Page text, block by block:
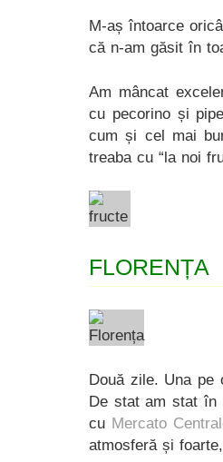
M-aș întoarce
că n-am găsit în
Am mâncat
cu pecorino și
cum și cel mai
treaba cu “la noi
FLORENȚA
Două zile. Una
De stat am stat în
cu Mercato
atmosferă și